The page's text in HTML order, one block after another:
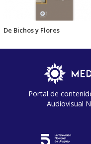
De Bichos y Flores
Portal de
Audiovisual